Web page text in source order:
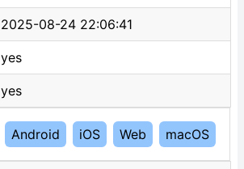
2025-08-24 22:06:41
yes
yes
Android iOS Web macOS